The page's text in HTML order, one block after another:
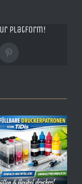
Platform!
Pinterest